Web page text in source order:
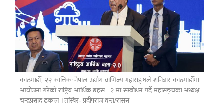
काठमाडौँ, २२ कात्तिकः नेपाल उद्योग वाणिज्य महासङ्घले शनिबार काठमाडौँमा
आयोजना गरेको राष्ट्रिय आर्थिक बहस– २ मा सम्बोधन गर्दै महासङ्घका अध्यक्ष
चन्द्रप्रसाद ढकाल । तस्बिर- प्रदीपराज वन्त/रासस